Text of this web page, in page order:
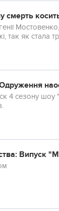
смерть
як стала
причиною
4 сезону
Випуск